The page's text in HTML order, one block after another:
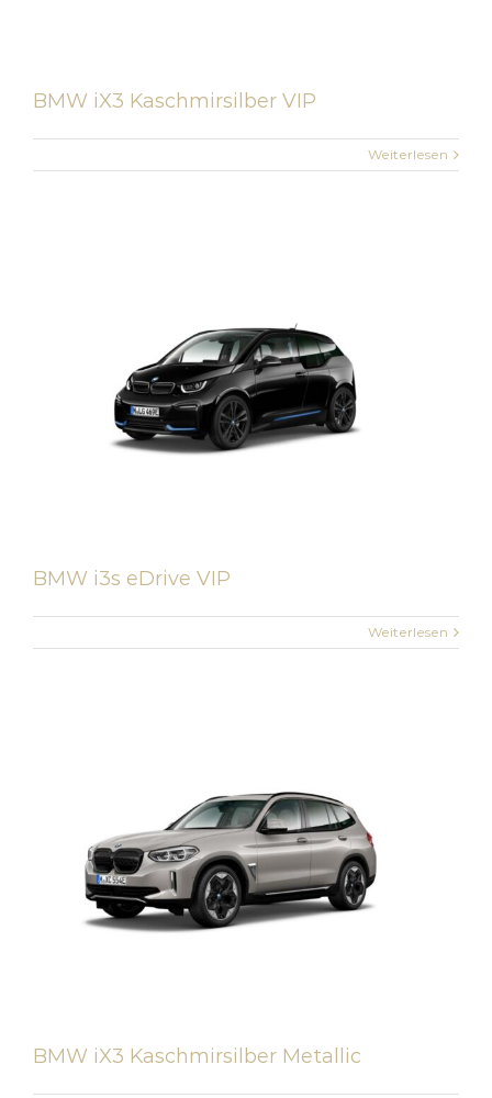
BMW iX3 Kaschmirsilber VIP
Weiterlesen
BMW i3s eDrive VIP
Weiterlesen
BMW iX3 Kaschmirsilber Metallic